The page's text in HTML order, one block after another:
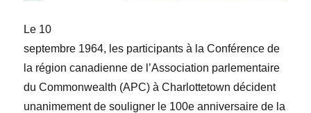
Le 10
septembre 1964, les participants à la Conférence de
la région canadienne de l’Association parlementaire
du Commonwealth (APC) à Charlottetown décident
unanimement de souligner le 100e anniversaire de la